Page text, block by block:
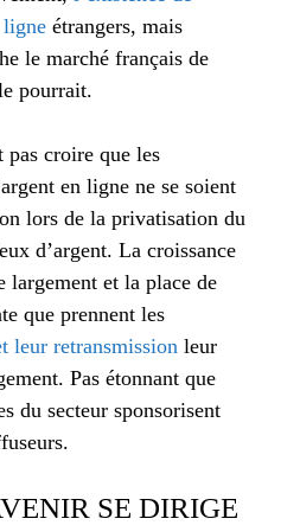
ligne étrangers, mais
le marché français de
pourrait.
croire que les
en ligne ne se soient
lors de la privatisation du
d’argent. La croissance
largement et la place de
que prennent les
leur retransmission leur
Pas étonnant que
du secteur sponsorisent
SE DIRIGE